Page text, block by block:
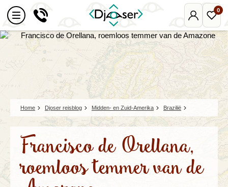
Mijn
Djoser
0
Home Djoser reisblog Midden- en Zuid-Amerika Brazilië
Francisco de Orellana,
roemloos temmer van de